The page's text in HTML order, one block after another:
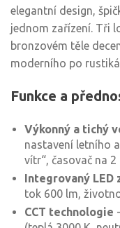
elegantní design,
jednom zařízení. Tři
bronzovém těle
moderního po
Funkce a
Výkonný a tichý
nastavení letního
vítr“, časovač na
Integrovaný LED
tok 600 lm,
CCT technologie